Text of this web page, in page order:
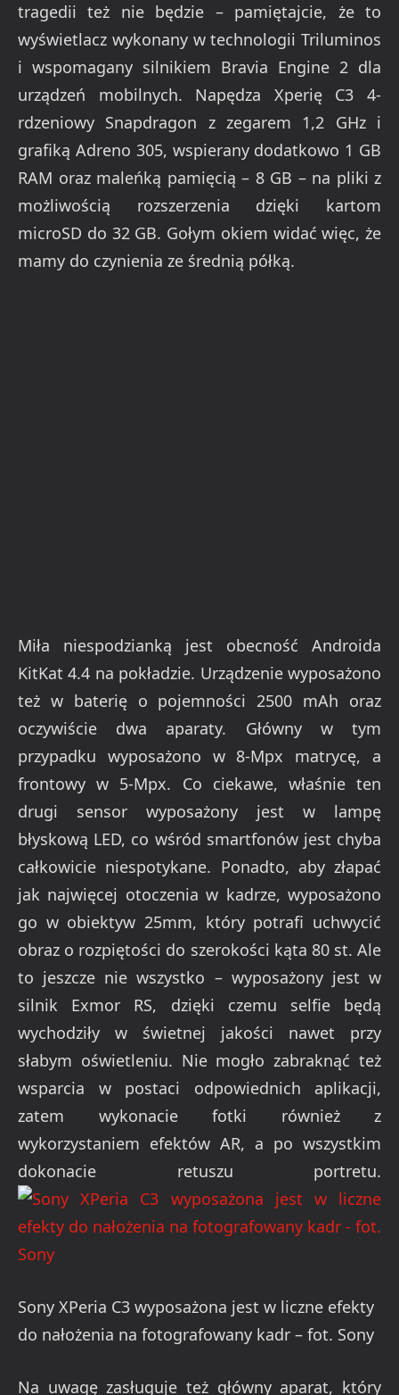
tragedii też nie będzie – pamiętajcie, że to
wyświetlacz wykonany w technologii Triluminos
i wspomagany silnikiem Bravia Engine 2 dla
urządzeń mobilnych. Napędza Xperię C3 4-
rdzeniowy Snapdragon z zegarem 1,2 GHz i
grafiką Adreno 305, wspierany dodatkowo 1 GB
RAM oraz maleńką pamięcią – 8 GB – na pliki z
możliwością rozszerzenia dzięki kartom
microSD do 32 GB. Gołym okiem widać więc, że
mamy do czynienia ze średnią półką.
Miła niespodzianką jest obecność Androida
KitKat 4.4 na pokładzie. Urządzenie wyposażono
też w baterię o pojemności 2500 mAh oraz
oczywiście dwa aparaty. Główny w tym
przypadku wyposażono w 8-Mpx matrycę, a
frontowy w 5-Mpx. Co ciekawe, właśnie ten
drugi sensor wyposażony jest w lampę
błyskową LED, co wśród smartfonów jest chyba
całkowicie niespotykane. Ponadto, aby złapać
jak najwięcej otoczenia w kadrze, wyposażono
go w obiektyw 25mm, który potrafi uchwycić
obraz o rozpiętości do szerokości kąta 80 st. Ale
to jeszcze nie wszystko – wyposażony jest w
silnik Exmor RS, dzięki czemu selfie będą
wychodziły w świetnej jakości nawet przy
słabym oświetleniu. Nie mogło zabraknąć też
wsparcia w postaci odpowiednich aplikacji,
zatem wykonacie fotki również z
wykorzystaniem efektów AR, a po wszystkim
dokonacie retuszu portretu.
Sony XPeria C3 wyposażona jest w liczne efekty
do nałożenia na fotografowany kadr – fot. Sony
Na uwagę zasługuje też główny aparat, który